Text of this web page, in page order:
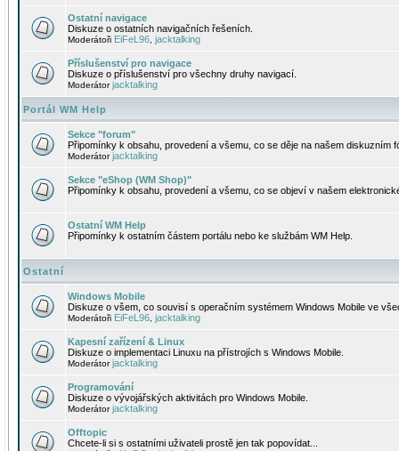
Ostatní navigace
Diskuze o ostatních navigačních řešeních.
Moderátoři EiFeL96 jacktalking
Příslušenství pro navigace
Diskuze o příslušenství pro všechny druhy navigací.
Moderátorjacktalking
Portál WM Help
Sekce "forum"
Připomínky k obsahu, provedení a všemu, co se děje na našem diskuzním
Moderátorjacktalking
Sekce "eShop (WM Shop)"
Připomínky k obsahu, provedení a všemu, co se objeví v našem
Ostatní WM Help
Připomínky k ostatním částem portálu nebo ke službám WM Help.
Ostatní
Windows Mobile
Diskuze o všem, co souvisí s operačním systémem Windows Mobile ve
Moderátoři EiFeL96 jacktalking
Kapesní zařízení & Linux
Diskuze o implementaci Linuxu na přístrojích s Windows Mobile.
Moderátorjacktalking
Programování
Diskuze o vývojářských aktivitách pro Windows Mobile.
Moderátorjacktalking
Offtopic
Chcete-li si s ostatními uživateli prostě jen tak popovídat...